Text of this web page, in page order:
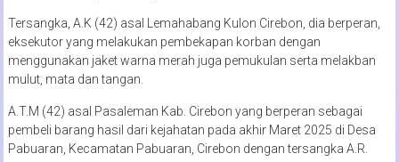
Tersangka, A.K (42) asal Lemahabang Kulon Cirebon, dia berperan,
eksekutor yang melakukan pembekapan korban dengan
menggunakan jaket warna merah juga pemukulan serta melakban
mulut, mata dan tangan.
A.T.M (42) asal Pasaleman Kab. Cirebon yang berperan sebagai
pembeli barang hasil dari kejahatan pada akhir Maret 2025 di Desa
Pabuaran, Kecamatan Pabuaran, Cirebon dengan tersangka A.R.